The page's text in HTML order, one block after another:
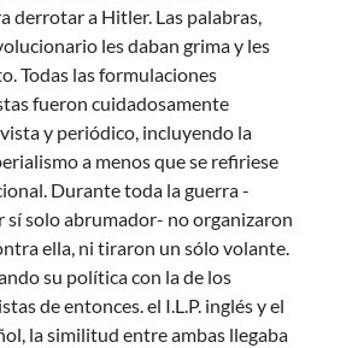
derrotar a Hitler. Las palabras,
les daban grima y les
Todas las formulaciones
fueron cuidadosamente
y periódico, incluyendo la
a menos que se refiriese
Durante toda la guerra -
sí solo abrumador- no organizaron
ella, ni tiraron un sólo volante.
su política con la de los
de entonces. el I.L.P. inglés y el
la similitud entre ambas llegaba